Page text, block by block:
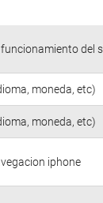
del
moneda, etc)
moneda, etc)
iphone